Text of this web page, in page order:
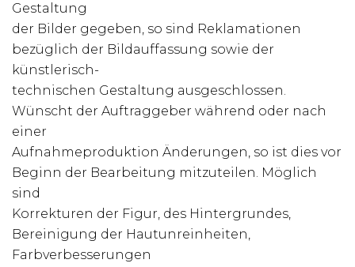
Gestaltung
der Bilder gegeben, so sind Reklamationen
bezüglich der Bildauffassung sowie der
künstlerisch-
technischen Gestaltung ausgeschlossen.
Wünscht der Auftraggeber während oder nach
einer
Aufnahmeproduktion Änderungen, so ist dies vor
Beginn der Bearbeitung mitzuteilen. Möglich
sind
Korrekturen der Figur, des Hintergrundes,
Bereinigung der Hautunreinheiten,
Farbverbesserungen